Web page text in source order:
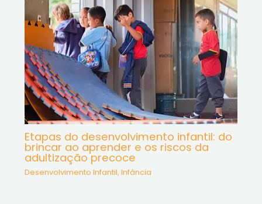
Etapas do desenvolvimento infantil: do
brincar ao aprender e os riscos da
adultização precoce
Desenvolvimento Infantil, Infância